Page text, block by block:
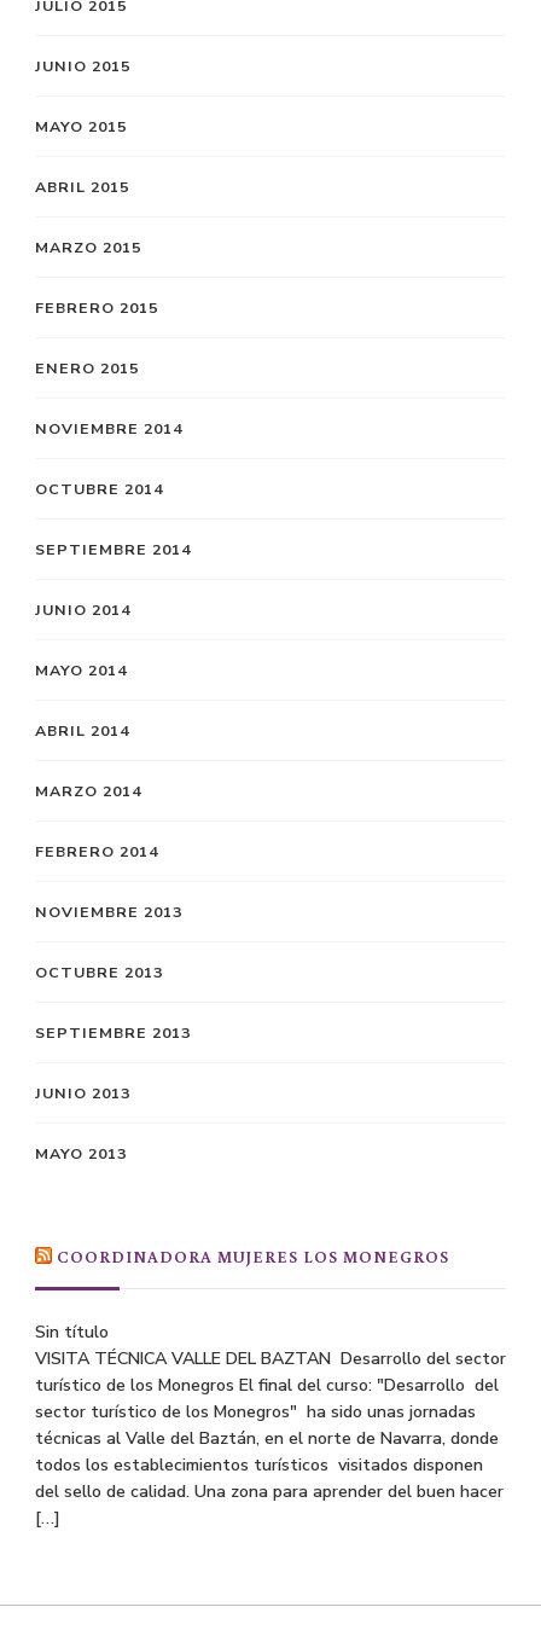
JULIO 2015
JUNIO 2015
MAYO 2015
ABRIL 2015
MARZO 2015
FEBRERO 2015
ENERO 2015
NOVIEMBRE 2014
OCTUBRE 2014
SEPTIEMBRE 2014
JUNIO 2014
MAYO 2014
ABRIL 2014
MARZO 2014
FEBRERO 2014
NOVIEMBRE 2013
OCTUBRE 2013
SEPTIEMBRE 2013
JUNIO 2013
MAYO 2013
COORDINADORA MUJERES LOS MONEGROS
Sin título
VISITA TÉCNICA VALLE DEL BAZTAN Desarrollo del sector
turístico de los Monegros El final del curso: "Desarrollo del
sector turístico de los Monegros" ha sido unas jornadas
técnicas al Valle del Baztán, en el norte de Navarra, donde
todos los establecimientos turísticos visitados disponen
del sello de calidad. Una zona para aprender del buen hacer
[…]